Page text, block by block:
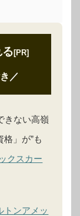
[PR]
／
きない高嶺
」が”も
クスカー
トンアメッ